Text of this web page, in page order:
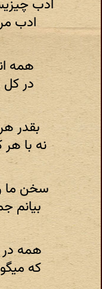
ادب
ادب
همه
در کل
بقدر
نه با
سخن ما
بیانم
همه
که